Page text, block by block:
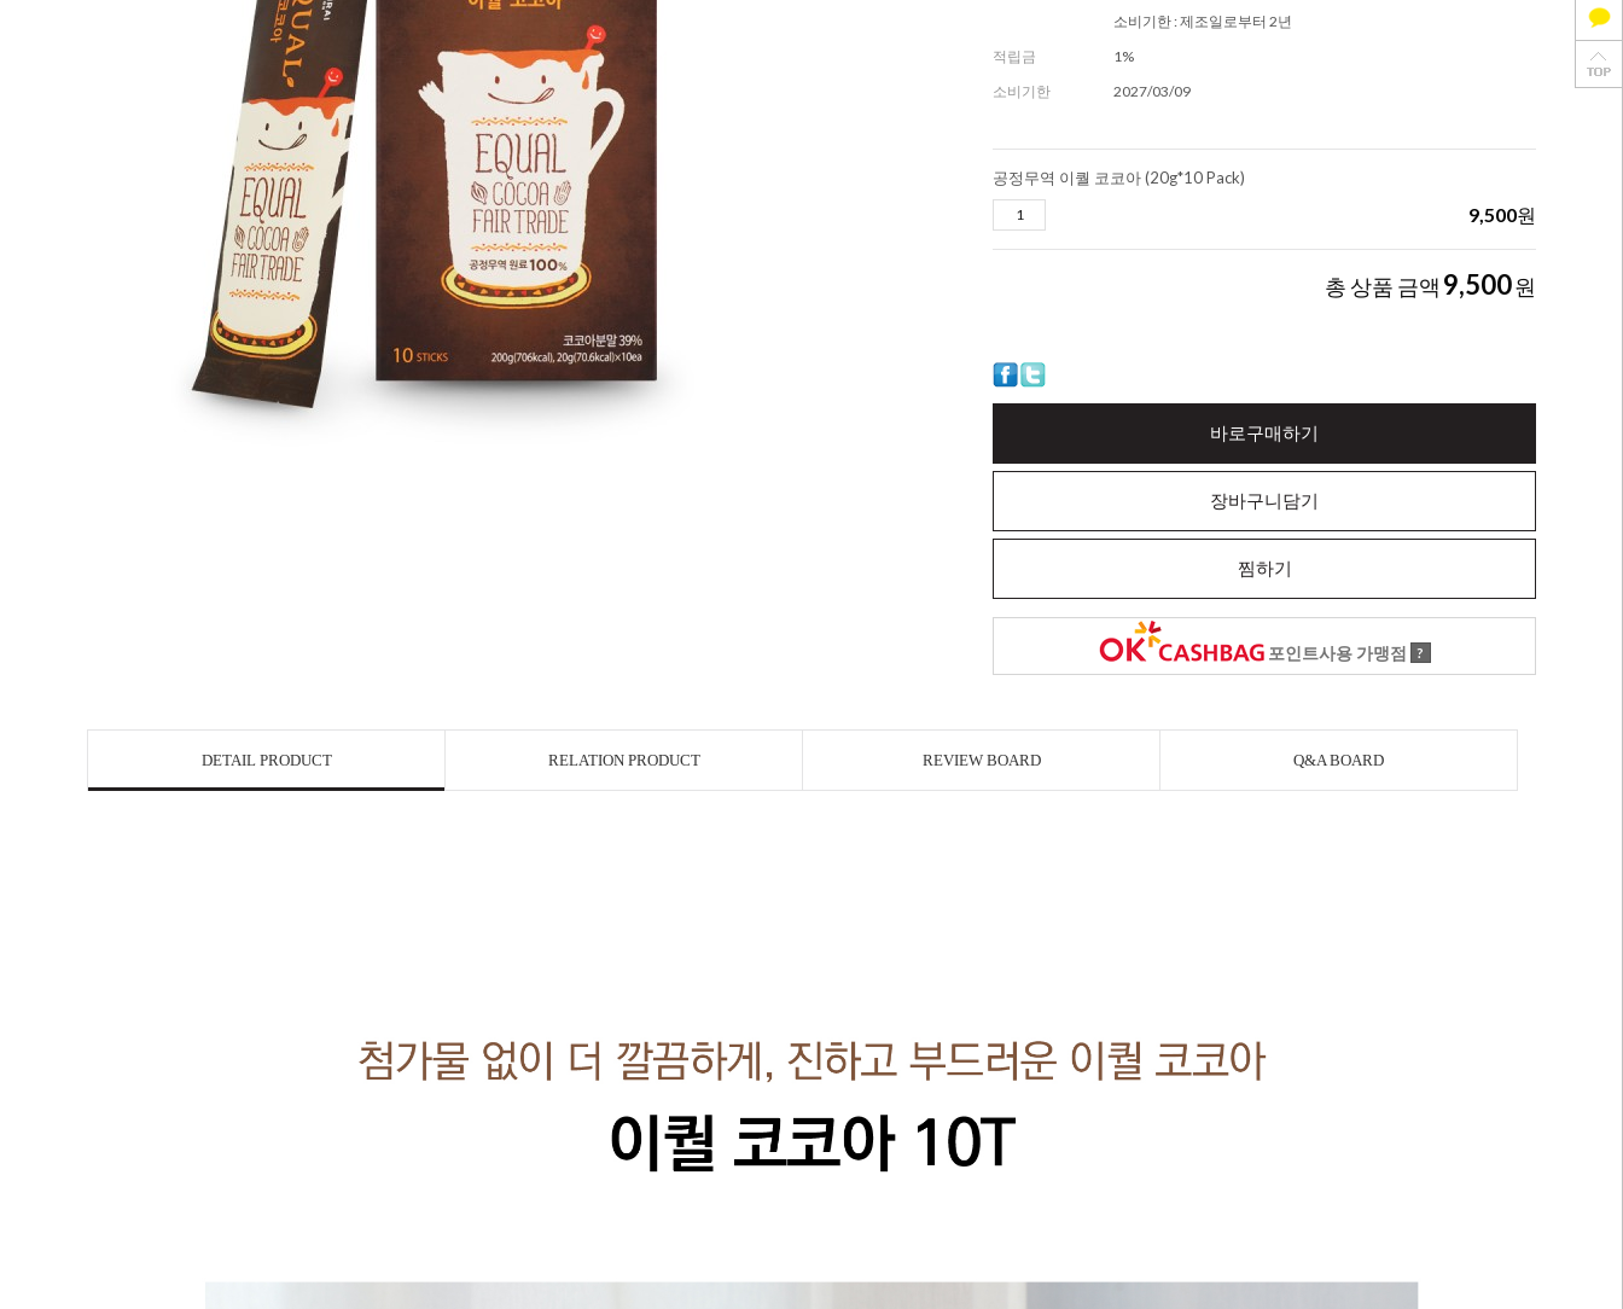
소비기한 : 제조일로부터 2년
적립금
1%
소비기한
2027/03/09
공정무역 이퀄 코코아 (20g*10 Pack)
9,500원
총 상품 금액 9,500원
바로구매하기
장바구니담기
찜하기
포인트사용 가맹점 ?
DETAIL PRODUCT RELATION PRODUCT REVIEW BOARD Q&A BOARD